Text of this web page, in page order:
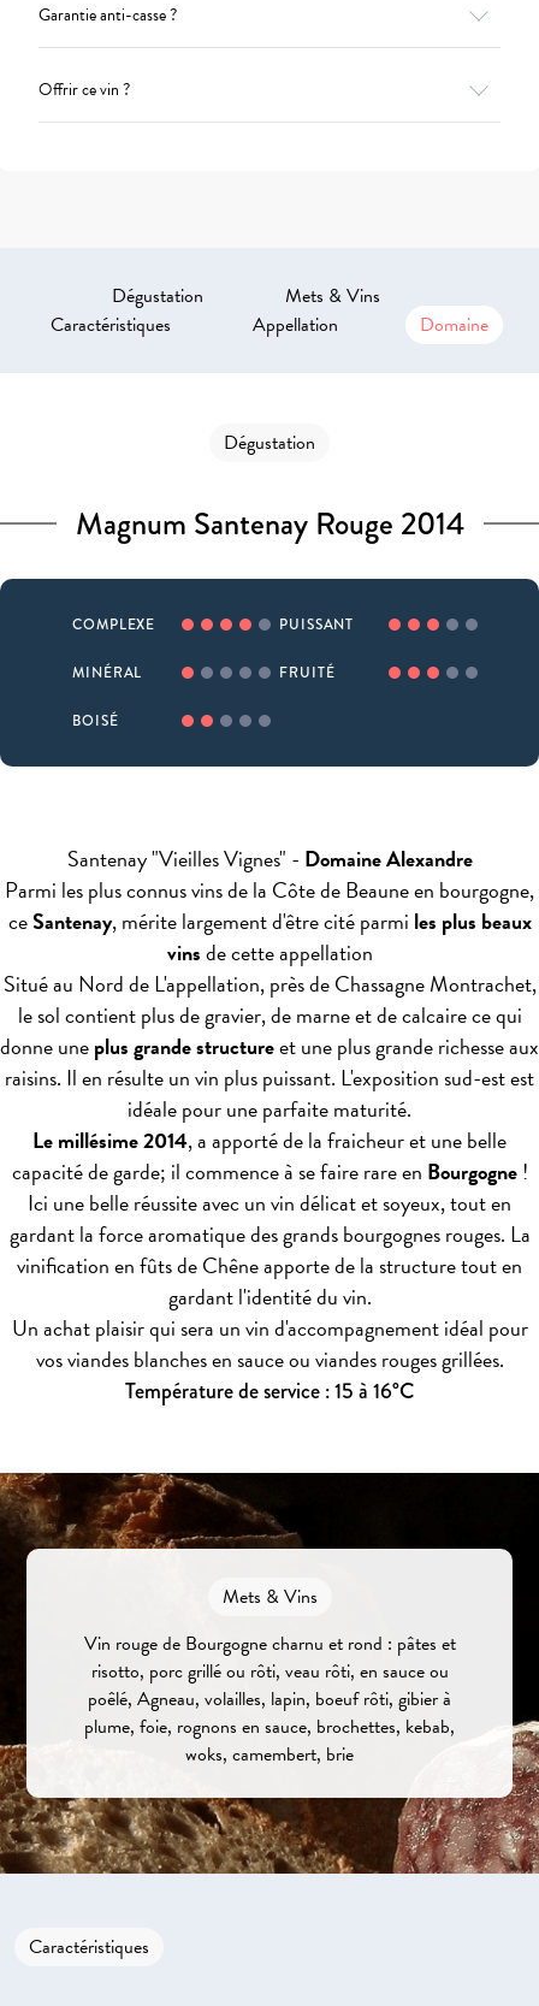
Garantie anti-casse ?
Offrir ce vin ?
Dégustation
Mets & Vins
Caractéristiques
Appellation Domaine
Dégustation
Magnum Santenay Rouge 2014
COMPLEXE PUISSANT
MINÉRAL FRUITÉ
BOISÉ
Santenay "Vieilles Vignes" - Domaine Alexandre
Parmi les plus connus vins de la Côte de Beaune en bourgogne,
ceSantenay, mérite largement d'être cité parmi les plus beaux
vinsde cette appellation
Situé au Nord de L'appellation, près de Chassagne Montrachet,
le sol contient plus de gravier, de marne et de calcaire ce qui
donne uneplus grande structureet une plus grande richesse aux
raisins. Il en résulte un vin plus puissant. L'exposition sud-est est
idéale pour une parfaite maturité.
Le millésime 2014, a apporté de la fraicheur et une belle
capacité de garde; il commence à se faire rare en Bourgogne!
Ici une belle réussite avec un vin délicat et soyeux, tout en
gardant la force aromatique des grands bourgognes rouges. La
vinification en fûts de Chêne apporte de la structure tout en
gardant l'identité du vin.
Un achat plaisir qui sera un vin d'accompagnement idéal pour
vos viandes blanches en sauce ou viandes rouges grillées.
Température de service : 15 à 16°C
Mets & Vins
Vin rouge de Bourgogne charnu et rond : pâtes et
risotto, porc grillé ou rôti, veau rôti, en sauce ou
poêlé, Agneau, volailles, lapin, boeuf rôti, gibier à
plume, foie, rognons en sauce, brochettes, kebab,
woks, camembert, brie
Caractéristiques